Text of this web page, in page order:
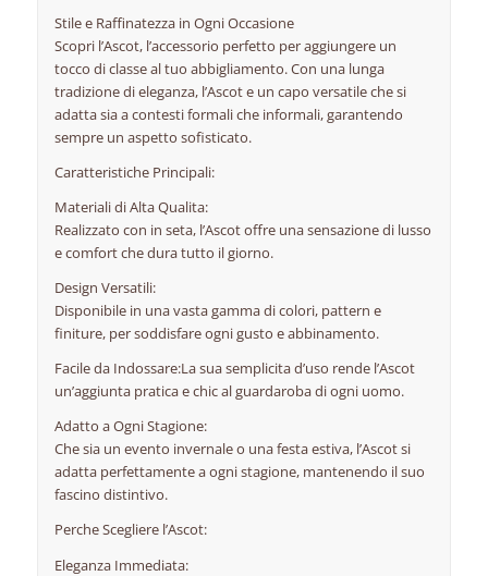
Stile e Raffinatezza in Ogni Occasione
Scopri l’Ascot, l’accessorio perfetto per aggiungere un
tocco di classe al tuo abbigliamento. Con una lunga
tradizione di eleganza, l’Ascot e un capo versatile che si
adatta sia a contesti formali che informali, garantendo
sempre un aspetto sofisticato.
Caratteristiche Principali:
Materiali di Alta Qualita:
Realizzato con in seta, l’Ascot offre una sensazione di lusso
e comfort che dura tutto il giorno.
Design Versatili:
Disponibile in una vasta gamma di colori, pattern e
finiture, per soddisfare ogni gusto e abbinamento.
Facile da Indossare:La sua semplicita d’uso rende l’Ascot
un’aggiunta pratica e chic al guardaroba di ogni uomo.
Adatto a Ogni Stagione:
Che sia un evento invernale o una festa estiva, l’Ascot si
adatta perfettamente a ogni stagione, mantenendo il suo
fascino distintivo.
Perche Scegliere l’Ascot:
Eleganza Immediata: